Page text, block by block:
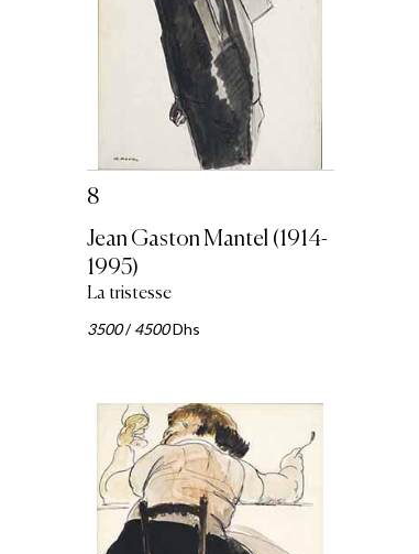
8
Jean Gaston Mantel (1914-
1995)
La tristesse
3500/4500Dhs